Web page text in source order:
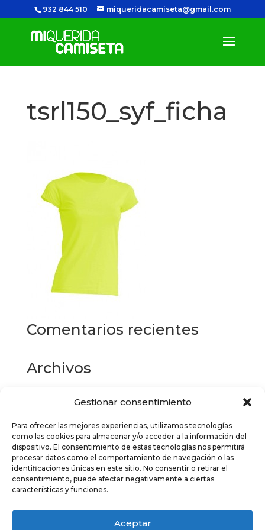
Gestionar consentimiento
Para ofrecer las mejores experiencias, utilizamos tecnologías
como las cookies para almacenar y/o acceder a la información del
dispositivo. El consentimiento de estas tecnologías nos permitirá
procesar datos como el comportamiento de navegación o las
identificaciones únicas en este sitio. No consentir o retirar el
consentimiento, puede afectar negativamente a ciertas
características y funciones.
Aceptar
932 844 510 miqueridacamiseta@gmail.com
tsrl150_syf_ficha
Comentarios recientes
Archivos
Categorías
No hay categorías
Meta
Acceder
Feed de entradas
Feed de comentarios